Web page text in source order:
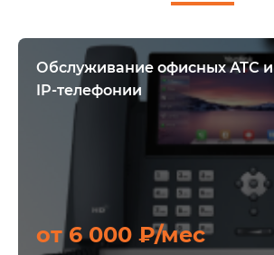
Обслуживание офисных АТС и
IP-телефонии
от 6 000 ₽/мес